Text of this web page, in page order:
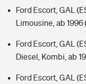
Ford Escort, GAL
Limousine, ab 1996
Ford Escort, GAL
Diesel, Kombi, ab
Ford Escort, GAL